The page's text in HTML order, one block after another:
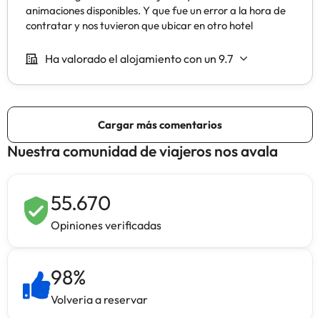
Nuestra comunidad de viajeros nos avala
55.670
Opiniones verificadas
98%
Volveria a reservar